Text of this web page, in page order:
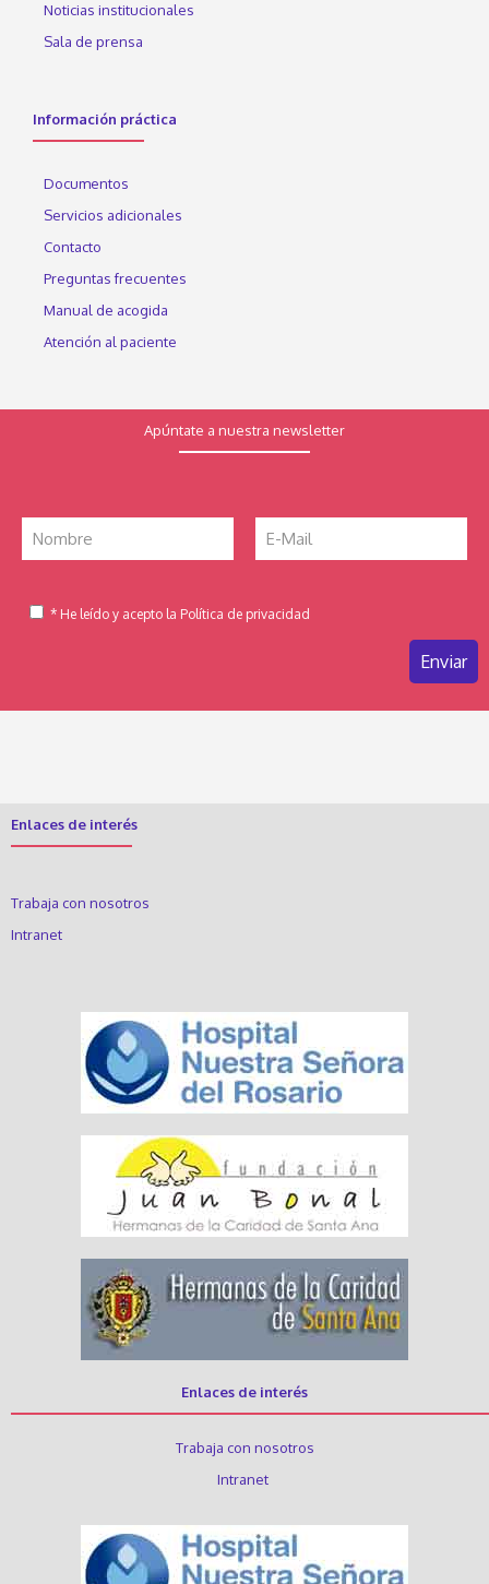
Noticias institucionales
Sala de prensa
Información práctica
Documentos
Servicios adicionales
Contacto
Preguntas frecuentes
Manual de acogida
Atención al paciente
Apúntate a nuestra newsletter
* He leído y acepto la Política de privacidad
Enlaces de interés
Trabaja con nosotros
Intranet
Enlaces de interés
Trabaja con nosotros
Intranet